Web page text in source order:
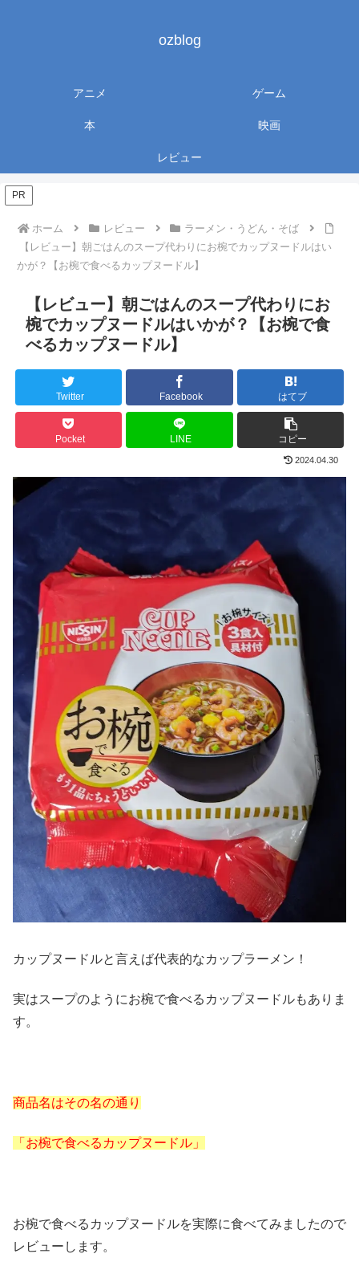
ozblog
アニメ ゲーム
本 映画
レビュー
ホーム レビュー
ラーメン・うどん・そば
【レビュー】朝ごはんのスープ代わりにお椀でカップヌードルはい
かが？【お椀で食べるカップヌードル】
PR
【レビュー】朝ごはんのスープ代わりにお
椀でカップヌードルはいかが？【お椀で食
べるカップヌードル】
Twitter Facebook はてブ
Pocket LINE コピー
2024.04.30
カップヌードルと言えば代表的なカップラーメン！
実はスープのようにお椀で食べるカップヌードルもありま
す。
商品名はその名の通り
「お椀で食べるカップヌードル」
お椀で食べるカップヌードルを実際に食べてみましたので
レビューします。